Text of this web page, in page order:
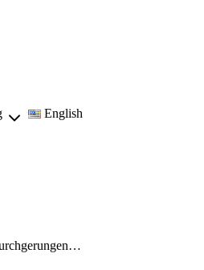
English